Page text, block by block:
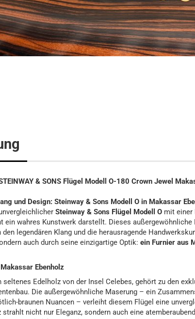
Flügel
Klavier
Digitalpianos
Klaviere
& SONS Flügel Modell O-180 Crown Jewel
und Design: Steinway & Sons Modell O in Makassar
Steinway & Sons Flügel Modell O mit einer
ein wahres Kunstwerk darstellt. Dieses außergewöhnliche
legendären Klang und die herausragende
auch durch seine einzigartige Optik: ein Furnier aus
Ebenholz
seltenes Edelholz von der Insel Celebes, gehört zu den
Die außergewöhnliche Maserung – ein
braunen Nuancen – verleiht diesem Flügel eine
nicht nur Eleganz, sondern auch eine